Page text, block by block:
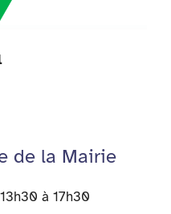
de la Mairie
à 17h30